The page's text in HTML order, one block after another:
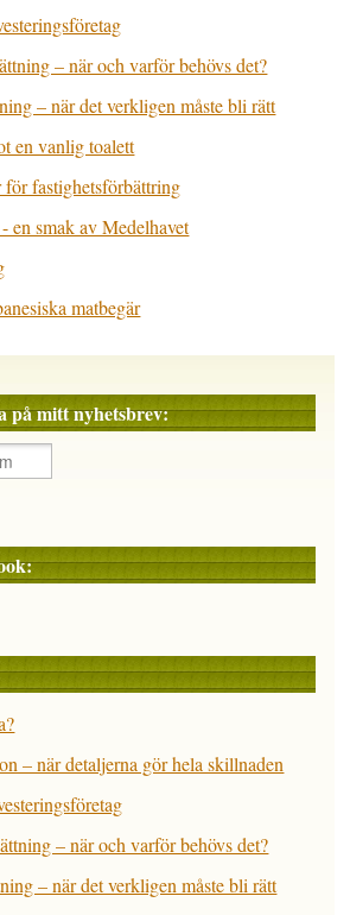
– när och varför behövs det?
– när det verkligen måste bli rätt
en vanlig toalett
fastighetsförbättring
en smak av Medelhavet
matbegär
på mitt nyhetsbrev:
– när detaljerna gör hela skillnaden
– när och varför behövs det?
– när det verkligen måste bli rätt